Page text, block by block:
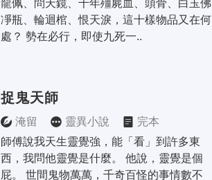
龍佩、問天鏡、千年殭屍血、頭骨、白玉佛
凈瓶、輪迴棺、恨天淚，這十樣物品又在何
處？ 勢在必行，即使九死一..
捉鬼天師
淹留 靈異小說
完本
師傅說我天生靈覺強，能「看」到許多東
西，我問他靈覺是什麼。 他說，靈覺是個
屁。 世間鬼物萬萬，千奇百怪的事情數不